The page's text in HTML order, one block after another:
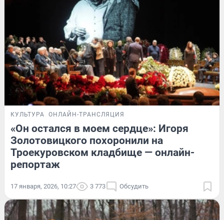
КУЛЬТУРА ОНЛАЙН-ТРАНСЛЯЦИЯ
«Он остался в моем сердце»: Игоря
Золотовицкого похоронили на
Троекуровском кладбище — онлайн-
репортаж
17 января, 2026, 10:27 3 773 Обсудить